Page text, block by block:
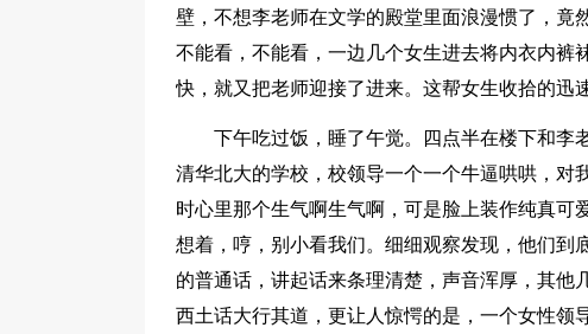
壁，不想李老师在文学的殿堂里面浪漫惯了，竟
不能看，不能看，一边几个女生进去将内衣内裤
快，就又把老师迎接了进来。这帮女生收拾的迅
下午吃过饭，睡了午觉。四点半在楼下和李
清华北大的学校，校领导一个一个牛逼哄哄，对
时心里那个生气啊生气啊，可是脸上装作纯真可
想着，哼，别小看我们。细细观察发现，他们到
的普通话，讲起话来条理清楚，声音浑厚，其
西土话大行其道，更让人惊愕的是，一个女性领